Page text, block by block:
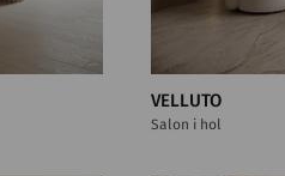
VELLUTO
Salon i hol